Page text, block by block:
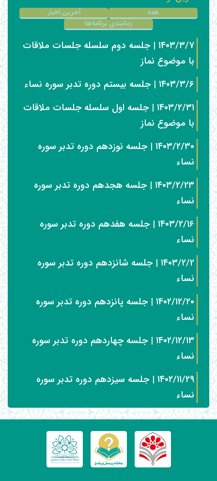
همه
آخرین اخبار
زمانبندی برنامه‌ها
۱۴۰۳/۳/۷ | جلسه دوم سلسله جلسات ملاقات
با موضوع نماز
۱۴۰۳/۳/۶ | جلسه بیستم دوره تدبر سوره نساء
۱۴۰۳/۲/۳۱ | جلسه اول سلسله جلسات ملاقات
با موضوع نماز
۱۴۰۳/۲/۳۰ | جلسه نوزدهم دوره تدبر سوره
نساء
۱۴۰۳/۲/۲۳ | جلسه هجدهم دوره تدبر سوره
نساء
۱۴۰۳/۲/۱۶ | جلسه هفدهم دوره تدبر سوره
نساء
۱۴۰۳/۲/۲ | جلسه شانزدهم دوره تدبر سوره
نساء
۱۴۰۲/۱۲/۲۰ | جلسه پانزدهم دوره تدبر سوره
نساء
۱۴۰۲/۱۲/۱۳ | جلسه چهاردهم دوره تدبر سوره
نساء
۱۴۰۲/۱۱/۲۹ | جلسه سیزدهم دوره تدبر سوره
نساء